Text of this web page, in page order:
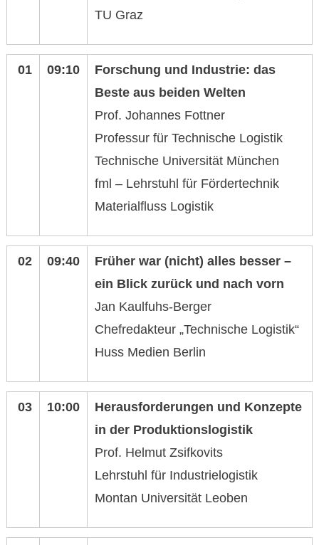
TU Graz
01 09:10
Forschung und Industrie: das
Beste aus beiden Welten
Prof. Johannes Fottner
Professur für Technische Logistik
Technische Universität München
fml – Lehrstuhl für Fördertechnik
Materialfluss Logistik
02 09:40
Früher war (nicht) alles besser –
ein Blick zurück und nach vorn
Jan Kaulfuhs-Berger
Chefredakteur „Technische Logistik“
Huss Medien Berlin
03 10:00
Herausforderungen und Konzepte
in der Produktionslogistik
Prof. Helmut Zsifkovits
Lehrstuhl für Industrielogistik
Montan Universität Leoben